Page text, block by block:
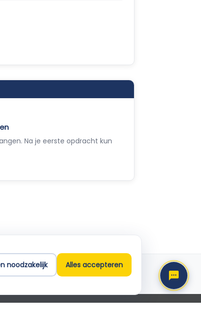
Na je eerste opdracht kun
Support
info@empla.nl
noodzakelijk Alles accepteren